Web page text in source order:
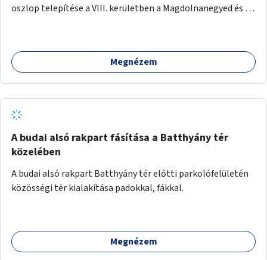
oszlop telepítése a VIII. kerületben a Magdolnanegyed és a
Megnézem
A budai alsó rakpart fásítása a Batthyány tér
közelében
A budai alsó rakpart Batthyány tér előtti parkolófelületén
közösségi tér kialakítása padokkal, fákkal.
Megnézem